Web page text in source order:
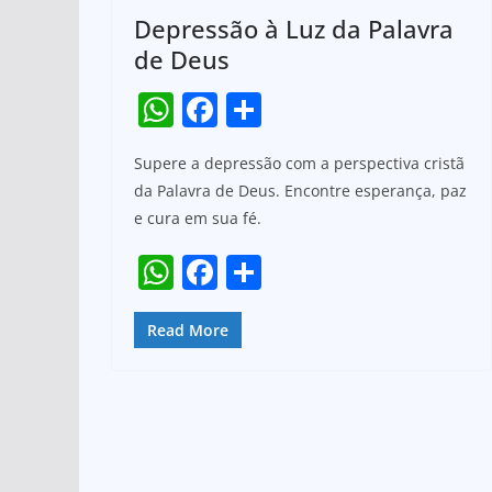
Depressão à Luz da Palavra
de Deus
W
at
s
A
p
p
F
c
e
b
o
o
k
h
ar
Supere a depressão com a perspectiva cristã
da Palavra de Deus. Encontre esperança, paz
e cura em sua fé.
W
h
at
F
a
c
Read More